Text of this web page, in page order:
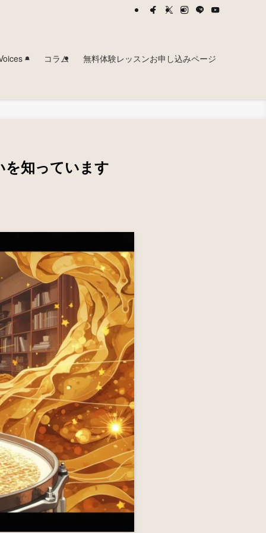
– コラム 無料体験レッスンお申し込みページ
を知っています